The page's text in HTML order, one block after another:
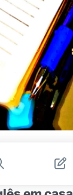
min de leitura